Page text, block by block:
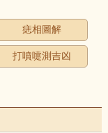
痣相圖解
打噴嚏測吉凶